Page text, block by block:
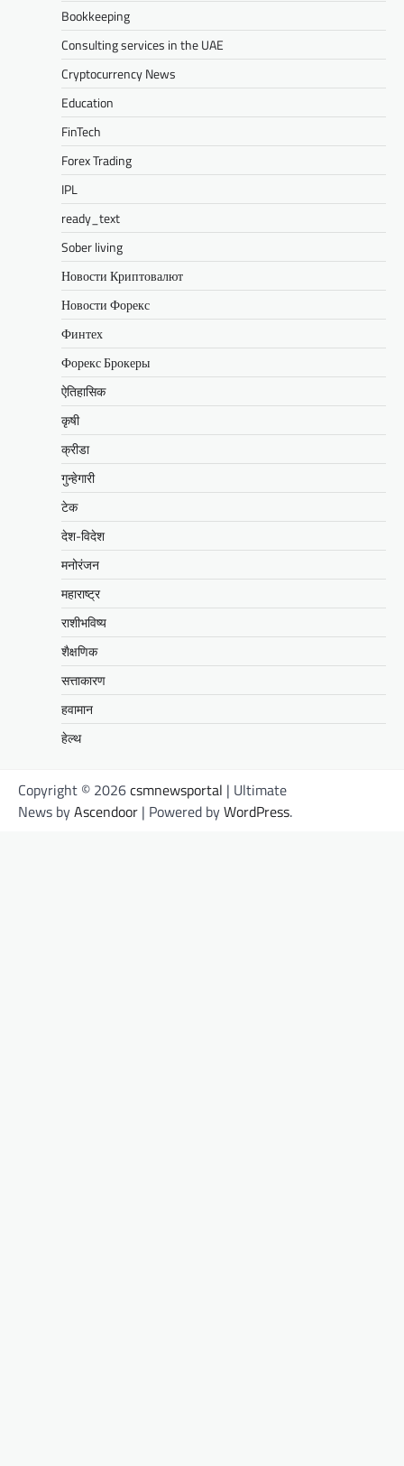
Bookkeeping
Consulting services in the UAE
Cryptocurrency News
Education
FinTech
Forex Trading
IPL
ready_text
Sober living
Новости Криптовалют
Новости Форекс
Финтех
Форекс Брокеры
ऐतिहासिक
कृषी
क्रीडा
गुन्हेगारी
टेक
देश-विदेश
मनोरंजन
महाराष्ट्र
राशीभविष्य
शैक्षणिक
सत्ताकारण
हवामान
हेल्थ
Copyright © 2026csmnewsportal | Ultimate
News byAscendoor | Powered byWordPress.